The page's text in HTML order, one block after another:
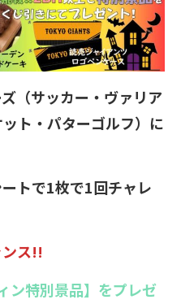
（サッカー・ヴァリア
ト・パターゴルフ）に
トで1枚で1回チャレ
ス!!
ン特別景品】をプレゼ